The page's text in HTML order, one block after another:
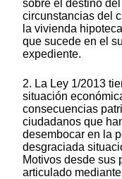
sobre el destino
circunstancias del
la vivienda
que sucede en el
expediente.
2. La Ley 1/2013
situación
consecuencias
ciudadanos que
desembocar en la
desgraciada
Motivos desde sus
articulado